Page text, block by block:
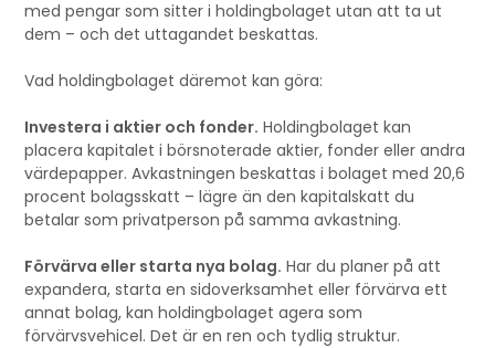
med pengar som sitter i holdingbolaget utan att ta ut
dem – och det uttagandet beskattas.
Vad holdingbolaget däremot kan göra:
Investera i aktier och fonder. Holdingbolaget kan
placera kapitalet i börsnoterade aktier, fonder eller andra
värdepapper. Avkastningen beskattas i bolaget med 20,6
procent bolagsskatt – lägre än den kapitalskatt du
betalar som privatperson på samma avkastning.
Förvärva eller starta nya bolag. Har du planer på att
expandera, starta en sidoverksamhet eller förvärva ett
annat bolag, kan holdingbolaget agera som
förvärvsvehicel. Det är en ren och tydlig struktur.